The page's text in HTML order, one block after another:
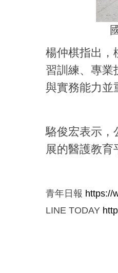
楊仲棋指出，
習訓練、專業
與實務能力並
駱俊宏表示，
展的醫護教育
青年日報 https://
LINE TODAY